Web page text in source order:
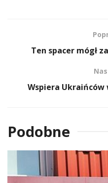
Ten spacer mógł
Wspiera Ukraińców
Podobne